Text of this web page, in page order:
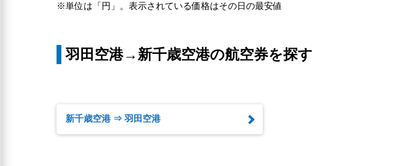
※単位は「円」。表示されている価格はその日の最安値
羽田空港→新千歳空港の航空券を探す
新千歳空港 ⇒ 羽田空港